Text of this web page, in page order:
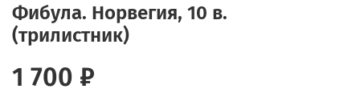
Фибула. Норвегия, 10 в.
(трилистник)
1 700 ₽